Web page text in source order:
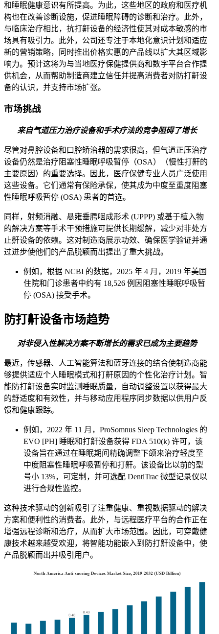
和睡眠健康意识有所提高。为此，这些地区的政府和医疗机
构也在改善诊断设施，促进睡眠障碍的诊断和治疗。此外，
与临床治疗相比，抗打鼾设备的经济性使其对成本敏感的市
场具有吸引力。此外，公司还专注于本地化意识计划和适应
新的营销策略，同时推出价格实惠的产品线以扩大其区域影
响力。预计这将为与当地医疗保健提供商和数字平台合作提
供机会，从而帮助制造商建立信任并提高消费者对防打鼾设
备的认识，并支持市场扩张。
市场挑战
来自气道压力治疗设备和手术疗法的竞争阻碍了增长
尽管对鼻腔设备和口腔矫治器的需求很高，但气道正压治疗
设备仍然是治疗阻塞性睡眠呼吸暂停（OSA）（慢性打鼾的
主要原因）的重要选择。因此，医疗保健专业人员广泛使用
这些设备。它们通常有保险承保，使其成为中度至重度阻塞
性睡眠呼吸暂停 (OSA) 患者的首选。
同样，射频消融、悬雍垂腭咽成形术 (UPPP) 或基于植入物
的解决方案等手术干预措施可提供长期缓解，减少对非处方
止鼾设备的依赖。这对制造商展示功效、确保医学验证并通
过进步使他们的产品脱颖而出提出了重大挑战。
例如，根据 NCBI 的数据，2025 年 4 月，2019 年美国
住院和门诊患者中约有 18,526 例因阻塞性睡眠呼吸暂
停 (OSA) 接受手术。
防打鼾设备市场趋势
对非侵入性解决方案不断增长的需求已成为主要趋势
最近，传感器、人工智能算法和蓝牙连接的结合使制造商能
够提供适应个人睡眠模式和打鼾原因的个性化治疗计划。智
能防打鼾设备实时监测睡眠质量，自动调整设置以获得最大
的舒适度和有效性，并与移动应用程序同步数据以供用户反
馈和健康跟踪。
例如，2022 年 11 月，ProSomnus Sleep Technologies 的
EVO [PH] 睡眠和打鼾设备获得 FDA 510(k) 许可，该
设备旨在通过在睡眠期间精确调整下颌来治疗轻度至
中度阻塞性睡眠呼吸暂停和打鼾。该设备比以前的型
号小 13%，可定制，并可选配 DentiTrac 微型记录仪以
进行合规性监控。
这种技术驱动的创新吸引了注重健康、重视数据驱动的解决
方案和便利性的消费者。此外，与远程医疗平台的合作正在
增强远程诊断和治疗，从而扩大市场范围。因此，可穿戴健
康技术越来越受欢迎，将智能功能嵌入到防打鼾设备中，使
产品脱颖而出并吸引用户。